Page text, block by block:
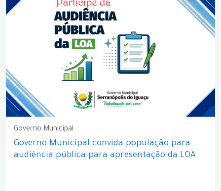
Governo Municipal
Governo Municipal convida população para
audiência pública para apresentação da LOA